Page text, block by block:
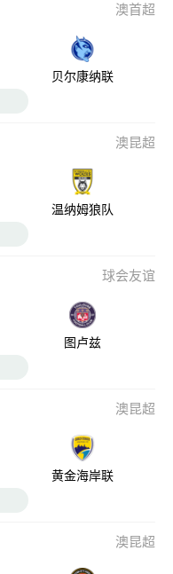
澳首超
贝尔康纳联
澳昆超
温纳姆狼队
球会友谊
图卢兹
澳昆超
黄金海岸联
澳昆超